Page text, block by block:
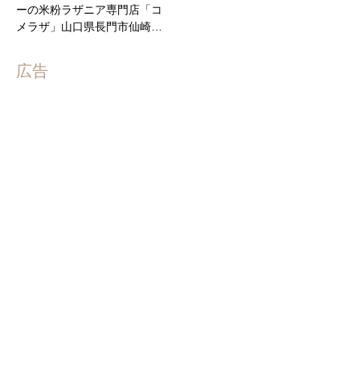
ーの米粉ラザニア専門店「コ
メラザ」山口県長門市仙崎…
広告